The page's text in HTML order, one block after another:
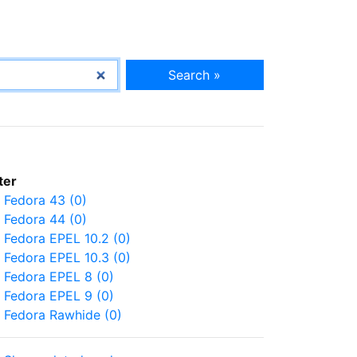
Search »
Fedora 43 (0)
Fedora 44 (0)
Fedora EPEL 10.2 (0)
Fedora EPEL 10.3 (0)
Fedora EPEL 8 (0)
Fedora EPEL 9 (0)
Fedora Rawhide (0)